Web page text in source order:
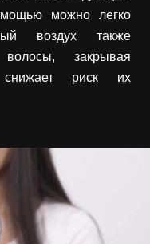
можно легко
воздух также
закрывая
снижает риск их